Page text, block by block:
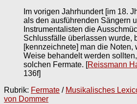
Im vorigen Jahrhundert [im 18.
als den ausführenden Sängern
Instrumentalisten die
Schlussfälle überlassen wurde,
[kennzeichnete] man die Noten,
Weise behandelt werden
solchen Fermate. [Reissmann
136f]
Rubrik: Fermate / Musikalisches
von Dommer